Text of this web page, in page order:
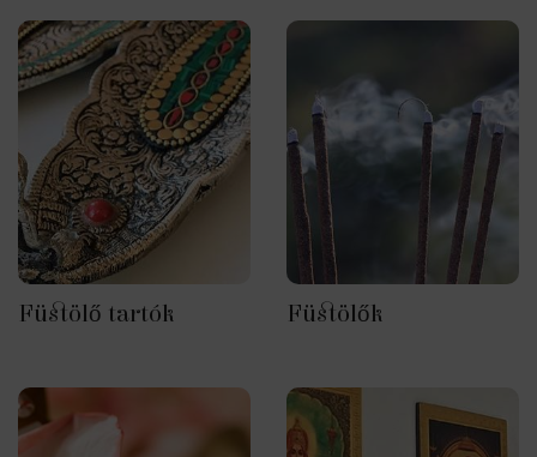
Füstölő tartók Füstölők